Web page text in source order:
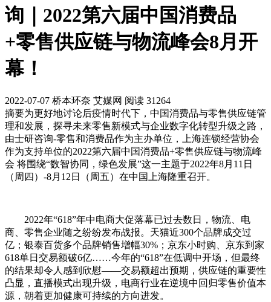
询｜2022第六届中国消费品
+零售供应链与物流峰会8月开
幕！
2022-07-07 桥本环奈 艾媒网 阅读 31264
摘要为更好地讨论后疫情时代下，中国消费品与零售供应链管
理和发展，探寻未来零售新模式与企业数字化转型升级之路，
由士研咨询-零售和消费品作为主办单位，上海连锁经营协会
作为支持单位的2022第六届中国消费品+零售供应链与物流峰
会 将围绕“数智协同，绿色发展”这一主题于2022年8月11日
（周四）-8月12日（周五）在中国上海隆重召开。
2022年“618”年中电商大促落幕已过去数日，物流、电
商、零售企业随之纷纷发布战报。天猫近300个品牌成交过
亿；银泰百货多个品牌销售增幅30%；京东小时购、京东到家
618单日交易额破6亿……今年的“618”在低调中开场，但最终
的结果却令人感到欣慰——交易额超出预期，供应链的重要性
凸显，直播模式出现升级，电商行业在逆境中回归零售价值本
源，朝着更加健康可持续的方向进发。